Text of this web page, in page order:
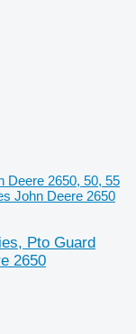
Deere 2650, 50, 55
John Deere 2650
Pto Guard
2650